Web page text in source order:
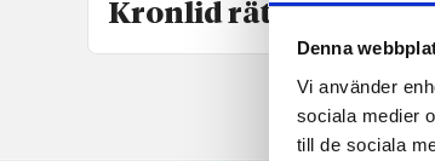
Denna
Vi använder
sociala medier
till de sociala
Kronlid rätt